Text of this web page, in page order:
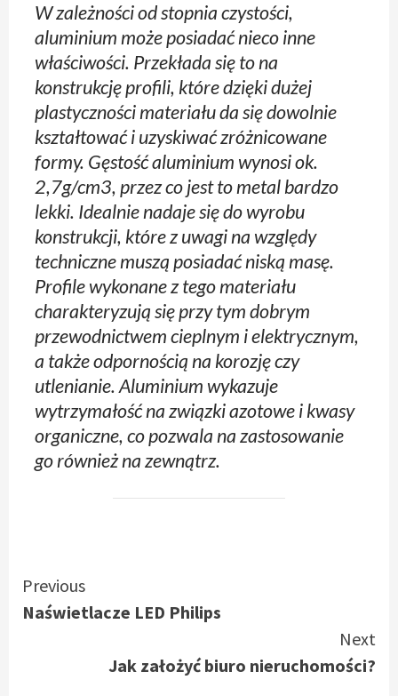
W zależności od stopnia czystości,
aluminium może posiadać nieco inne
właściwości. Przekłada się to na
konstrukcję profili, które dzięki dużej
plastyczności materiału da się dowolnie
kształtować i uzyskiwać zróżnicowane
formy. Gęstość aluminium wynosi ok.
2,7g/cm3, przez co jest to metal bardzo
lekki. Idealnie nadaje się do wyrobu
konstrukcji, które z uwagi na względy
techniczne muszą posiadać niską masę.
Profile wykonane z tego materiału
charakteryzują się przy tym dobrym
przewodnictwem cieplnym i elektrycznym,
a także odpornością na korozję czy
utlenianie. Aluminium wykazuje
wytrzymałość na związki azotowe i kwasy
organiczne, co pozwala na zastosowanie
go również na zewnątrz.
Continue
Reading
Previous
Naświetlacze LED Philips
Next
Jak założyć biuro nieruchomości?